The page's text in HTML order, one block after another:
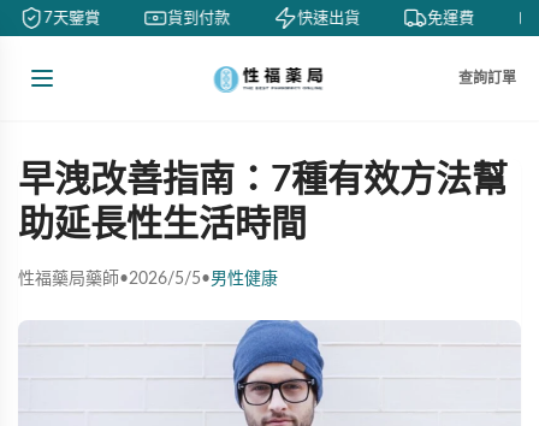
7天鑒賞 貨到付款 快速出貨 免運費
查詢訂單
早洩改善指南：7種有效方法幫
助延長性生活時間
性福藥局藥師•2026/5/5•男性健康